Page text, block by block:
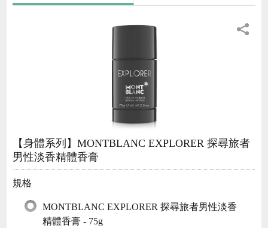
【身體系列】MONTBLANC EXPLORER 探尋旅者
男性淡香精體香膏
規格
MONTBLANC EXPLORER 探尋旅者男性淡香
精體香膏 - 75g